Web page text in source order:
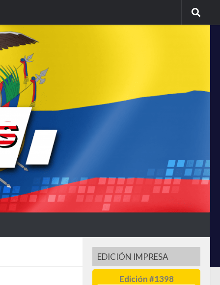
EDICIÓN IMPRESA
Edición #1398